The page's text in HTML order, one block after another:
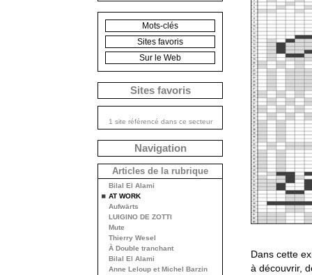
Dans cette
à découvrir,
Mots-clés
Sites favoris
Sur le Web
Sites favoris
1 site référencé dans ce secteur
Navigation
Articles de la rubrique
Bilal El Alami
AT WORK
Aufwärts
LUIGINO DE ZOTTI
Mute
Thierry Wesel
À Double tranchant
Bilal El Alami
Anne Leloup et Michel Barzin